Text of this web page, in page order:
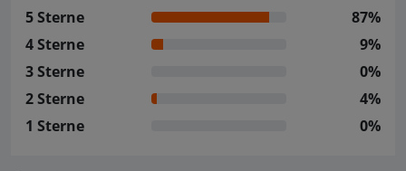
5 Sterne
87%
4 Sterne
9%
3 Sterne
0%
2 Sterne
4%
1 Sterne
0%